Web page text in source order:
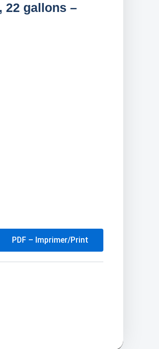
22 gallons –
PDF – Imprimer/Print